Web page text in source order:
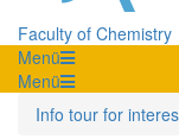
Faculty of Chemistry
Menü
Menü
Info tour for